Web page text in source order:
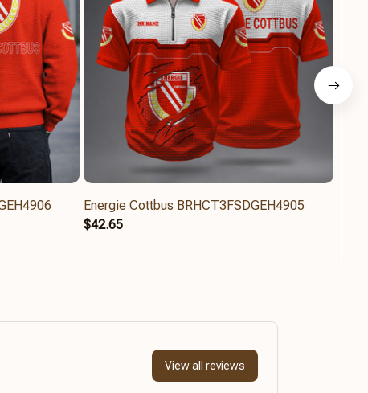
Energie Cottbus BRHCT3FSDGEH4905
$42.65
View all reviews